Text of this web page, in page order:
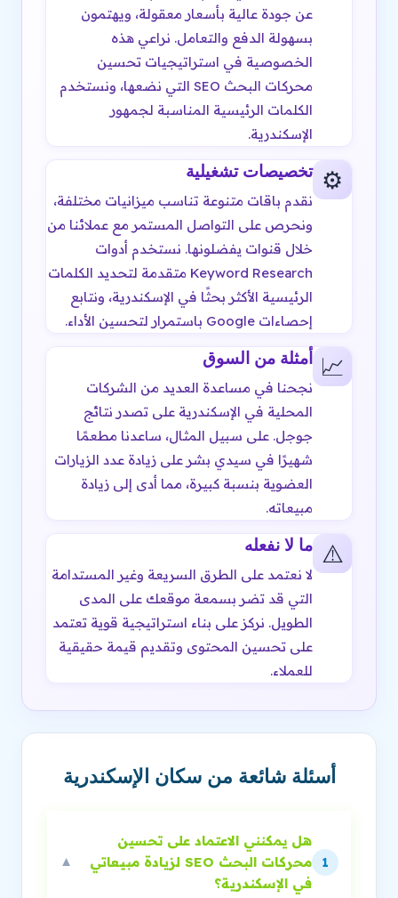
عن جودة عالية بأسعار معقولة، ويهتمون
بسهولة الدفع والتعامل. نراعي هذه
الخصوصية في استراتيجيات تحسين
محركات البحث SEO التي نضعها، ونستخدم
الكلمات الرئيسية المناسبة لجمهور
الإسكندرية.
⚙️ تخصيصات تشغيلية
نقدم باقات متنوعة تناسب ميزانيات مختلفة،
ونحرص على التواصل المستمر مع عملائنا من
خلال قنوات يفضلونها. نستخدم أدوات
Keyword Research متقدمة لتحديد الكلمات
الرئيسية الأكثر بحثًا في الإسكندرية، ونتابع
إحصاءات Google باستمرار لتحسين الأداء.
📈 أمثلة من السوق
نجحنا في مساعدة العديد من الشركات
المحلية في الإسكندرية على تصدر نتائج
جوجل. على سبيل المثال، ساعدنا مطعمًا
شهيرًا في سيدي بشر على زيادة عدد الزيارات
العضوية بنسبة كبيرة، مما أدى إلى زيادة
مبيعاته.
⚠️ ما لا نفعله
لا نعتمد على الطرق السريعة وغير المستدامة
التي قد تضر بسمعة موقعك على المدى
الطويل. نركز على بناء استراتيجية قوية تعتمد
على تحسين المحتوى وتقديم قيمة حقيقية
للعملاء.
أسئلة شائعة من سكان الإسكندرية
1
هل يمكنني الاعتماد على تحسين
محركات البحث SEO لزيادة مبيعاتي
في الإسكندرية؟
▼